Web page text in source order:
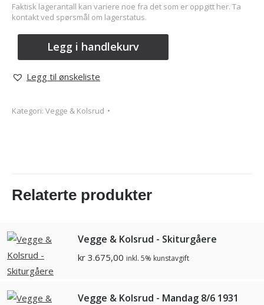
Faktisk lagerantall kan variere noe fra det som er oppgitt her. Ta
kontakt ved spørsmål om lagerstatus.
Legg i handlekurv
Legg til ønskeliste
Kategori: Vegge & Kolsrud
Relaterte produkter
Vegge & Kolsrud - Skiturgåere
kr 3.675,00 inkl. 5% kunstavgift
Vegge & Kolsrud - Mandag 8/6 1931